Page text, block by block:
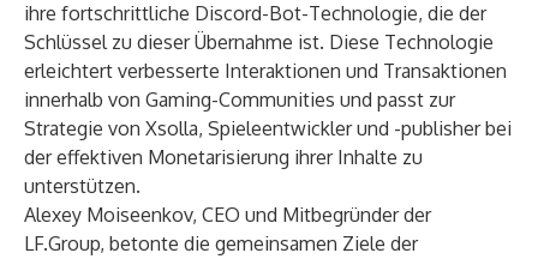
ihre fortschrittliche Discord-Bot-Technologie, die der
Schlüssel zu dieser Übernahme ist. Diese Technologie
erleichtert verbesserte Interaktionen und Transaktionen
innerhalb von Gaming-Communities und passt zur
Strategie von Xsolla, Spieleentwickler und -publisher bei
der effektiven Monetarisierung ihrer Inhalte zu
unterstützen.
Alexey Moiseenkov, CEO und Mitbegründer der
LF.Group, betonte die gemeinsamen Ziele der